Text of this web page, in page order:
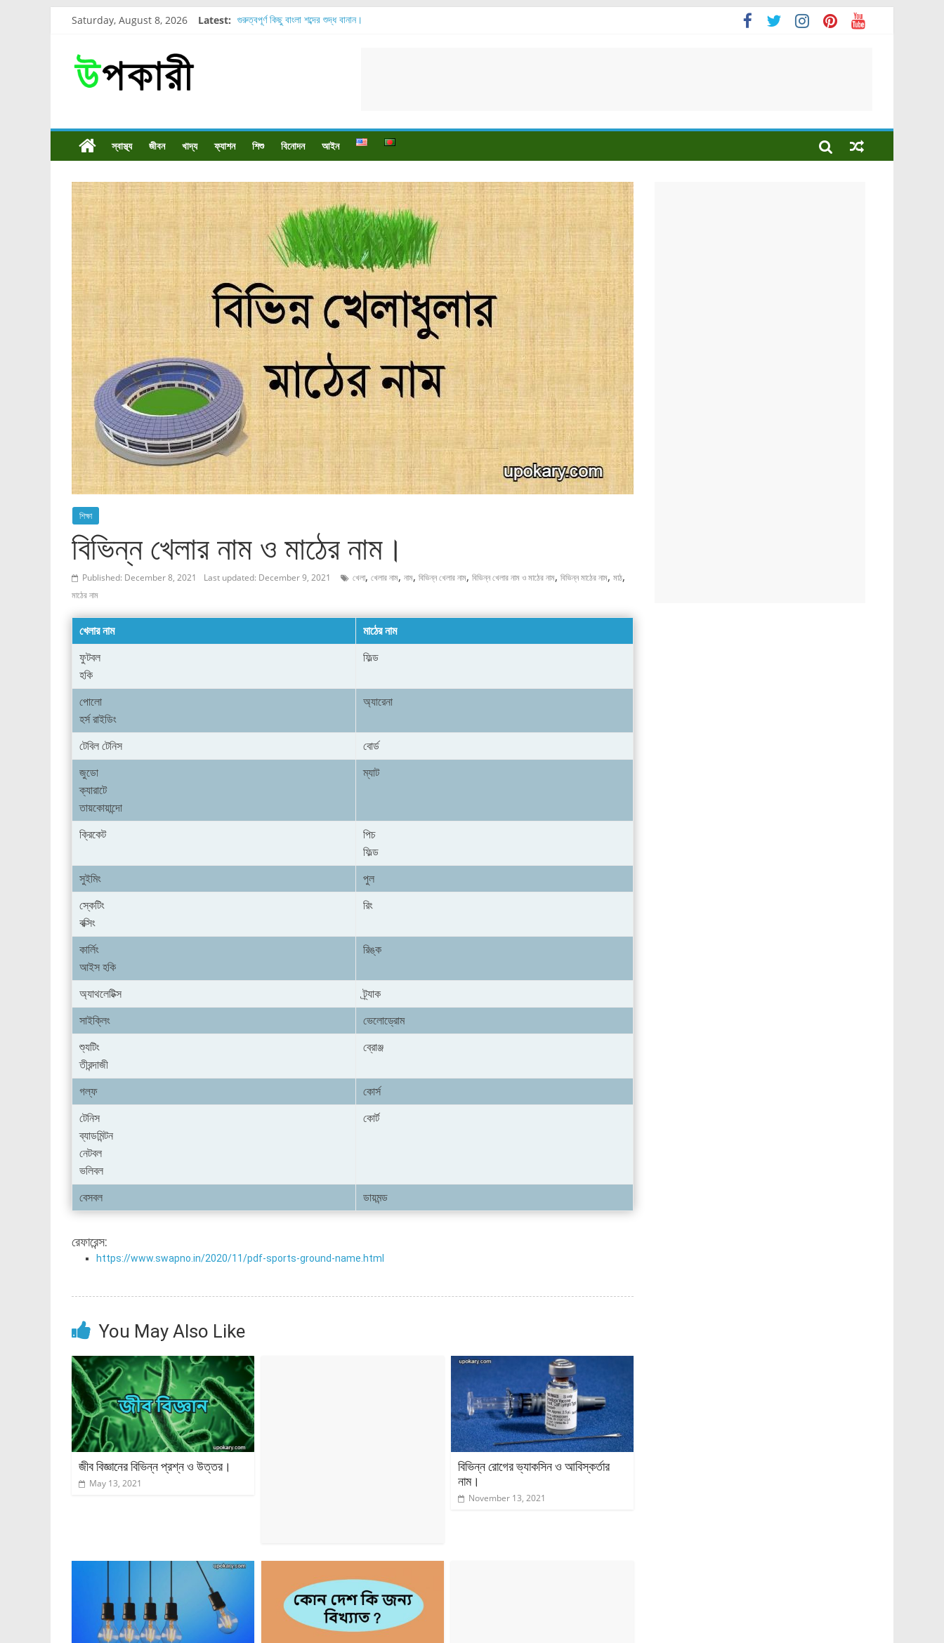
Saturday, August 8, 2026 Latest: গুরুত্বপূর্ণ কিছু বাংলা শব্দের শুদ্ধ বানান।
স্বাস্থ্য জীবন খাদ্য ফ্যাশন শিশু বিনোদন আইন
শিক্ষা
বিভিন্ন খেলার নাম ও মাঠের নাম।
Published: December 8, 2021 Last updated: December 9, 2021 খেলা, খেলার নাম, নাম, বিভিন্ন খেলার নাম, বিভিন্ন খেলার নাম ও মাঠের নাম, বিভিন্ন মাঠের নাম, মাঠ,
মাঠের নাম
খেলার নাম
মাঠের নাম
ফুটবল
হকি
ফিল্ড
পোলো
হর্স রাইডিং
অ্যারেনা
টেবিল টেনিস
বোর্ড
জুডো
ক্যারাটে
তায়কোয়ান্দো
ম্যাট
ক্রিকেট
পিচ
ফিল্ড
সুইমিং
পুল
স্কেটিং
বক্সিং
রিং
কার্লিং
আইস হকি
রিঙ্ক
অ্যাথলেটিক্স
ট্র্যাক
সাইক্লিং
ভেলোড্রোম
শ্যুটিং
তীরন্দাজী
ব্রোঞ্জ
গল্ফ
কোর্স
টেনিস
ব্যাডমিন্টন
নেটবল
ভলিবল
কোর্ট
বেসবল ডায়মন্ড
রেফারেন্স:
https://www.swapno.in/2020/11/pdf-sports-ground-name.html
You May Also Like
জীব বিজ্ঞানের বিভিন্ন প্রশ্ন ও উত্তর।
May 13, 2021
বিভিন্ন রোগের ভ্যাকসিন ও আবিস্কর্তার
নাম।
November 13, 2021